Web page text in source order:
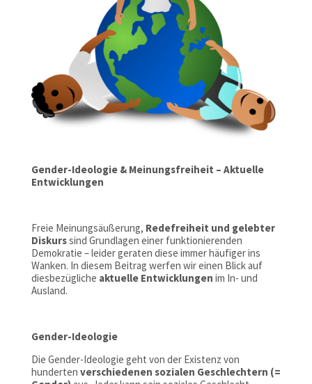
Gender-Ideologie & Meinungsfreiheit – Aktuelle
Entwicklungen
Freie Meinungsäußerung, Redefreiheit und gelebter
Diskurssind Grundlagen einer funktionierenden
Demokratie – leider geraten diese immer häufiger ins
Wanken. In diesem Beitrag werfen wir einen Blick auf
diesbezügliche aktuelle Entwicklungen im In- und
Ausland.
Gender-Ideologie
Die Gender-Ideologie geht von der Existenz von
hunderten verschiedenen sozialen Geschlechtern (=